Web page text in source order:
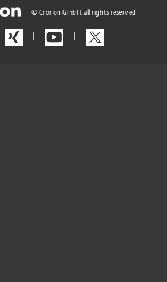
© Cronon GmbH, all rights reserved